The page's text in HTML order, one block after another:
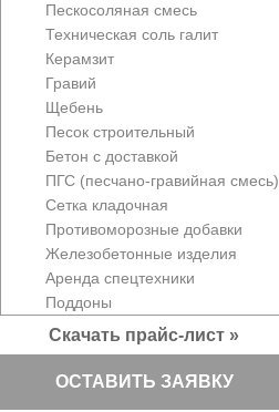
Пескосоляная смесь
Техническая соль галит
Керамзит
Гравий
Щебень
Песок строительный
Бетон с доставкой
ПГС (песчано-гравийная смесь)
Сетка кладочная
Противоморозные добавки
Железобетонные изделия
Аренда спецтехники
Поддоны
Скачать прайс-лист »
ОСТАВИТЬ ЗАЯВКУ